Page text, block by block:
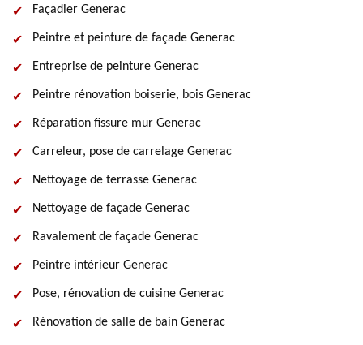
Façadier Generac
Peintre et peinture de façade Generac
Entreprise de peinture Generac
Peintre rénovation boiserie, bois Generac
Réparation fissure mur Generac
Carreleur, pose de carrelage Generac
Nettoyage de terrasse Generac
Nettoyage de façade Generac
Ravalement de façade Generac
Peintre intérieur Generac
Pose, rénovation de cuisine Generac
Rénovation de salle de bain Generac